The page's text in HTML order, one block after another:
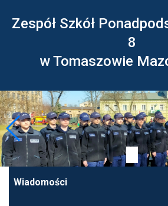
Zespół Szkół
8
w Tomaszowie
Wiadomości